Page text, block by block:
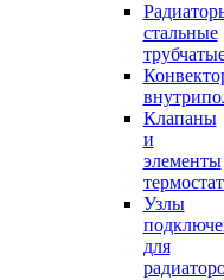
стальные
Клапаны
и
элементы
Узлы
для